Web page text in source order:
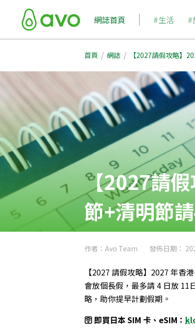
網誌首頁 #生活 #
首頁 / 網誌 / 【2027請假攻略】
【2027請
節+清明節
作者：Avo Team 發佈日期：
【2027 請假攻略】2027 年香
會放個長假，最多請 4 日放 11
略，助你提早計劃假期。
🛜 即買日本 SIM 卡、eSIM：